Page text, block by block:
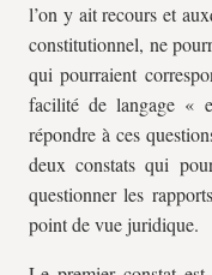
l’on y ait recours et
constitutionnel, ne
qui pourraient
facilité de langage «
répondre à ces
deux constats qui
questionner les
point de vue juridique.